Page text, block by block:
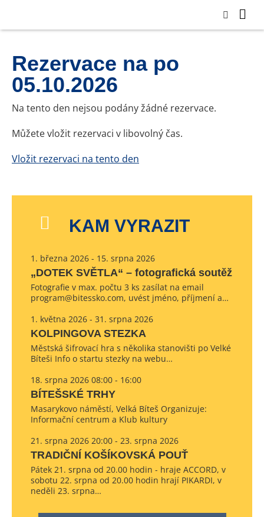
Rezervace na po
05.10.2026
Na tento den nejsou podány žádné rezervace.
Můžete vložit rezervaci v libovolný čas.
Vložit rezervaci na tento den
KAM VYRAZIT
1. března 2026 - 15. srpna 2026
„DOTEK SVĚTLA“ – fotografická soutěž
Fotografie v max. počtu 3 ks zasílat na email
program@bitessko.com, uvést jméno, příjmení a…
1. května 2026 - 31. srpna 2026
KOLPINGOVA STEZKA
Městská šifrovací hra s několika stanovišti po Velké
Bíteši Info o startu stezky na webu…
18. srpna 2026 08:00 - 16:00
BÍTEŠSKÉ TRHY
Masarykovo náměstí, Velká Bíteš Organizuje:
Informační centrum a Klub kultury
21. srpna 2026 20:00 - 23. srpna 2026
TRADIČNÍ KOŠÍKOVSKÁ POUŤ
Pátek 21. srpna od 20.00 hodin - hraje ACCORD, v
sobotu 22. srpna od 20.00 hodin hrají PIKARDI, v
neděli 23. srpna…